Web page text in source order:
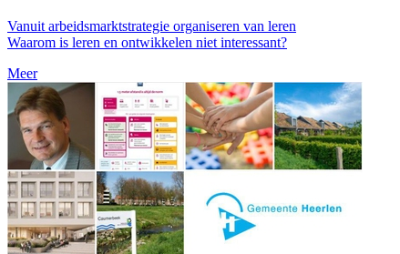
Vanuit arbeidsmarktstrategie organiseren van leren
Waarom is leren en ontwikkelen niet interessant?
Meer